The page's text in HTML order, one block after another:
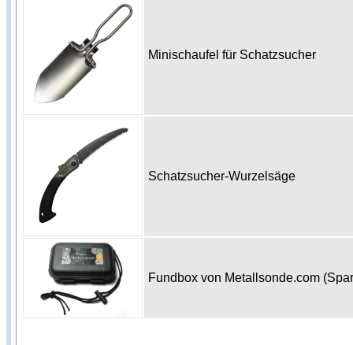
Minischaufel für Schatzsucher
Schatzsucher-Wurzelsäge
Fundbox von Metallsonde.com